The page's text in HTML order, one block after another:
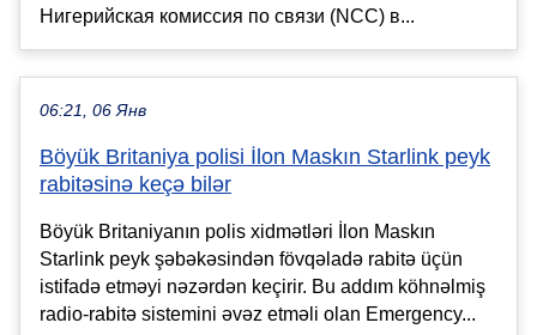
Нигерийская комиссия по связи (NCC) в...
06:21, 06 Янв
Böyük Britaniya polisi İlon Maskın Starlink peyk
rabitəsinə keçə bilər
Böyük Britaniyanın polis xidmətləri İlon Maskın
Starlink peyk şəbəkəsindən fövqəladə rabitə üçün
istifadə etməyi nəzərdən keçirir. Bu addım köhnəlmiş
radio-rabitə sistemini əvəz etməli olan Emergency...